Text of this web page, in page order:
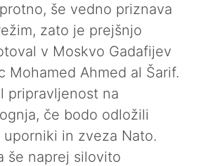
še vedno priznava
zato je prejšnjo
v Moskvo Gadafijev
Mohamed Ahmed al Šarif.
pripravljenost na
če bodo odložili
in zveza Nato.
še naprej silovito